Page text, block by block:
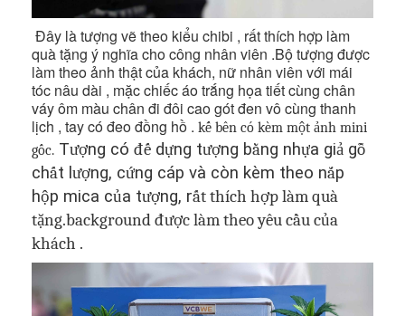
Đây là tượng vẽ theo kiểu chibi , rất thích hợp làm
quà tặng ý nghĩa cho công nhân viên .Bộ tượng được
làm theo ảnh thật của khách, nữ nhân viên với mái
tóc nâu dài , mặc chiếc áo trắng họa tiết cùng chân
váy ôm màu chân đi đôi cao gót đen vô cùng thanh
lịch , tay có đeo đồng hồ . kế bên có kèm một ảnh mini
gốc. Tượng có đế dựng tượng bằng nhựa giả gỗ
chất l ượng, cứng cáp và còn kèm theo nắp
hộp mica của tượng, rất thích hợp làm quà
tặng.background được làm theo yêu cầu của
khách .